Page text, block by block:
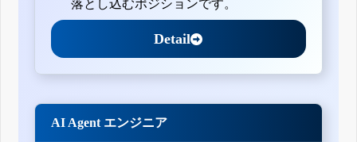
落とし込むポジションです。
Detail
AI Agent エンジニア